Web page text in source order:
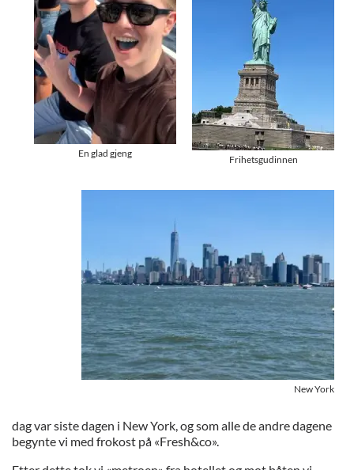
En glad gjeng
Frihetsgudinnen
New York
dag var siste dagen i New York, og som alle de andre dagene
begynte vi med frokost på «Fresh&co».